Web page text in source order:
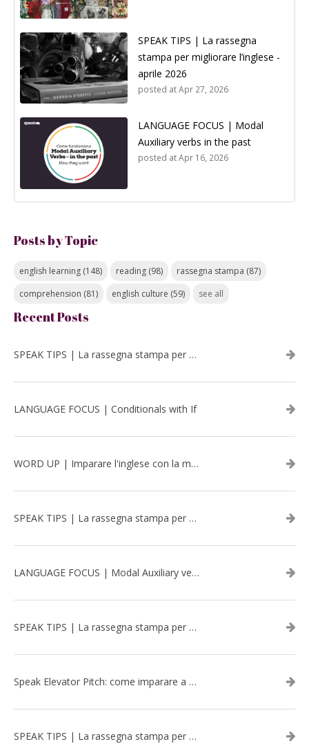
SPEAK TIPS | La rassegna
stampa per migliorare l’inglese -
aprile 2026
posted atApr 27, 2026
LANGUAGE FOCUS | Modal
Auxiliary verbs in the past
posted atApr 16, 2026
Posts by Topic
english learning (148) reading (98) rassegna stampa (87)
comprehension (81) english culture (59) see all
Recent Posts
SPEAK TIPS | La rassegna stampa per migliorare l’inglese - luglio 2026
LANGUAGE FOCUS | Conditionals with If
WORD UP | Imparare l'inglese con la musica: David Bowie
SPEAK TIPS | La rassegna stampa per migliorare l’inglese - aprile 2026
LANGUAGE FOCUS | Modal Auxiliary verbs in the past
SPEAK TIPS | La rassegna stampa per migliorare l’inglese - marzo 2026
Speak Elevator Pitch: come imparare a gestire una presentazione in inglese
SPEAK TIPS | La rassegna stampa per migliorare l’inglese - febbraio 2026